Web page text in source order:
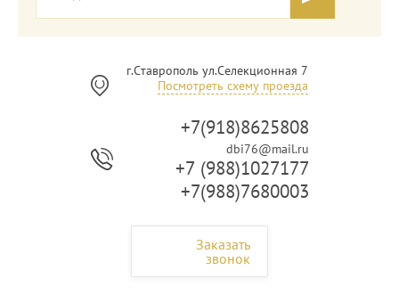
г.Ставрополь ул.Селекционная 7
Посмотреть схему проезда
+7(918)8625808
dbi76@mail.ru
+7 (988)1027177
+7(988)7680003
Заказать
звонок